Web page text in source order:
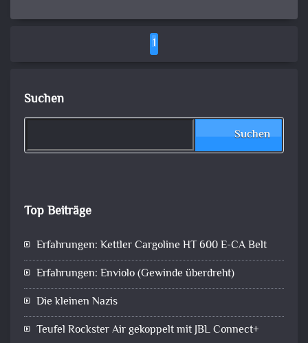
1
Suchen
Suchen
Top Beiträge
Erfahrungen: Kettler Cargoline HT 600 E-CA Belt
Erfahrungen: Enviolo (Gewinde überdreht)
Die kleinen Nazis
Teufel Rockster Air gekoppelt mit JBL Connect+